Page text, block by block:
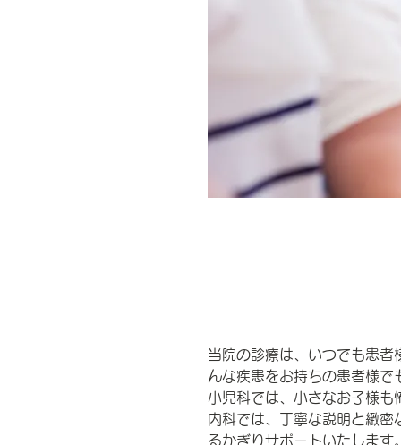
当院の診療は、いつでも患
んな疾患をお持ちの患者様
小児科では、小さなお子様
内科では、丁寧な説明と緻
るかぎりサポートいたします